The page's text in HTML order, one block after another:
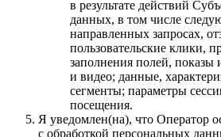
в результате действий
данных, в том числе
направленных запросах,
пользовательские клики,
заполнения полей, показы
и видео; данные,
сегменты; параметры
посещения.
Я уведомлен(на), что Оператор
с обработкой персональных